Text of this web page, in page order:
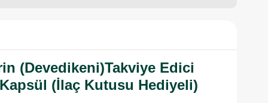
(Devedikeni)Takviye Edici
Kapsül (İlaç Kutusu Hediyeli)